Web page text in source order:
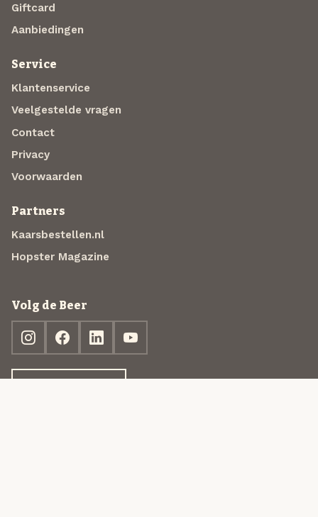
Giftcard
Aanbiedingen
Service
Klantenservice
Veelgestelde vragen
Contact
Privacy
Voorwaarden
Partners
Kaarsbestellen.nl
Hopster Magazine
Volg de Beer